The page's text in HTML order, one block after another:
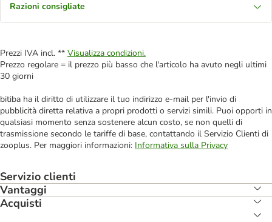
Razioni consigliate
Prezzi IVA incl. ** Visualizza condizioni.
Prezzo regolare = il prezzo più basso che l'articolo ha avuto negli ultimi
30 giorni
bitiba ha il diritto di utilizzare il tuo indirizzo e-mail per l'invio di
pubblicità diretta relativa a propri prodotti o servizi simili. Puoi opporti in
qualsiasi momento senza sostenere alcun costo, se non quelli di
trasmissione secondo le tariffe di base, contattando il Servizio Clienti di
zooplus. Per maggiori informazioni: Informativa sulla Privacy
Servizio clienti
Vantaggi
Acquisti